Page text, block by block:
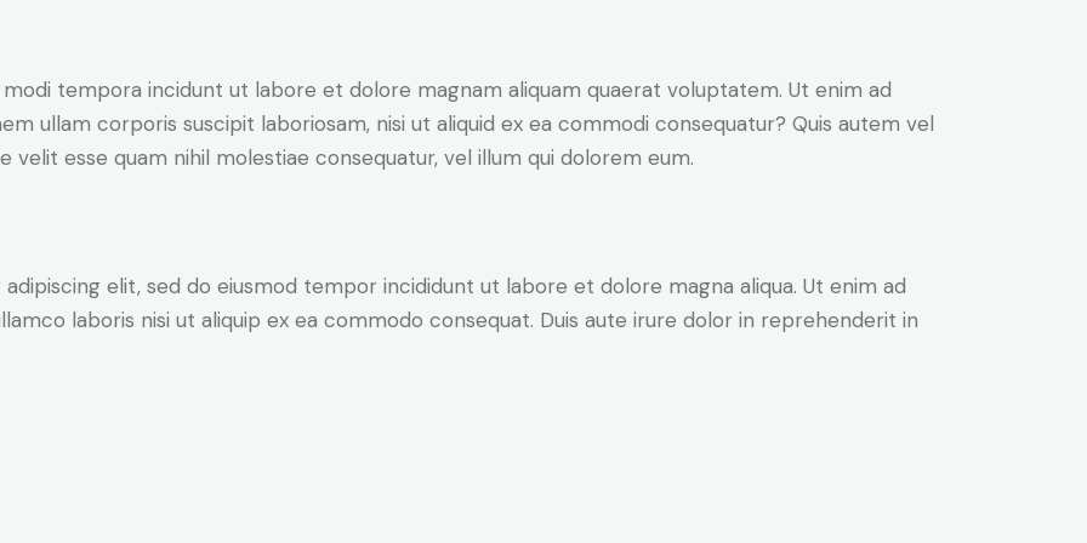
modi tempora incidunt ut labore et dolore magnam aliquam quaerat voluptatem. Ut enim ad
ullam corporis suscipit laboriosam, nisi ut aliquid ex ea commodi consequatur? Quis autem vel
esse quam nihil molestiae consequatur, vel illum qui dolorem eum.
elit, sed do eiusmod tempor incididunt ut labore et dolore magna aliqua. Ut enim ad
laboris nisi ut aliquip ex ea commodo consequat. Duis aute irure dolor in reprehenderit in